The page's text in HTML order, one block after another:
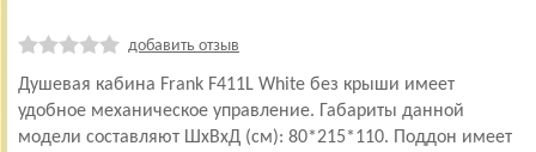
добавить отзыв
Душевая кабина Frank F411L White без крыши имеет
удобное механическое управление. Габариты данной
модели составляют ШхВхД (см): 80*215*110. Поддон имеет